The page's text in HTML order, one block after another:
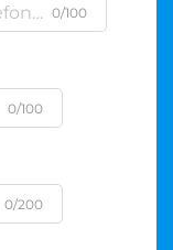
0/100
0/100
0/200